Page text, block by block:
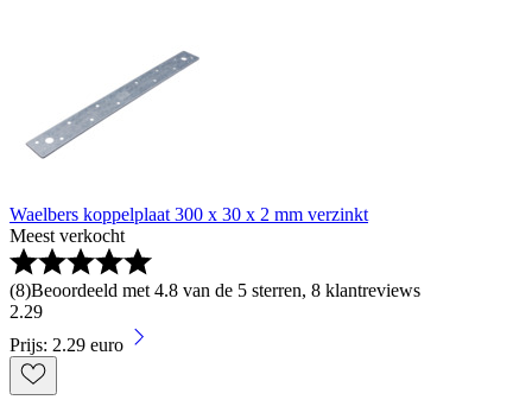
Waelbers koppelplaat 300 x 30 x 2 mm verzinkt
Meest verkocht
(8)Beoordeeld met 4.8 van de 5 sterren, 8 klantreviews
2.29
Prijs: 2.29 euro